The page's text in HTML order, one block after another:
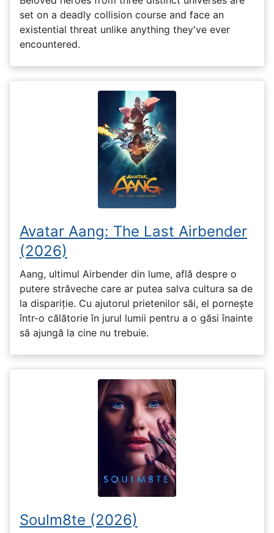
set on a deadly collision course and face an
existential threat unlike anything they've ever
encountered.
Avatar Aang: The Last Airbender
(2026)
Aang, ultimul Airbender din lume, află despre o
putere străveche care ar putea salva cultura sa de
la dispariție. Cu ajutorul prietenilor săi, el pornește
într-o călătorie în jurul lumii pentru a o găsi înainte
să ajungă la cine nu trebuie.
Soulm8te (2026)